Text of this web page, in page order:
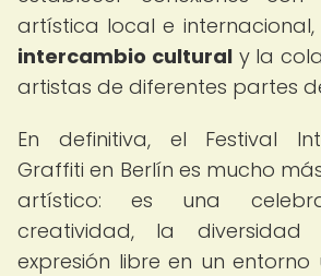
artística local e
intercambio culturaly la
artistas de diferentes partes
En definitiva, el Festival
Graffiti en Berlín es mucho
artístico: es una
creatividad, la
expresión libre en un